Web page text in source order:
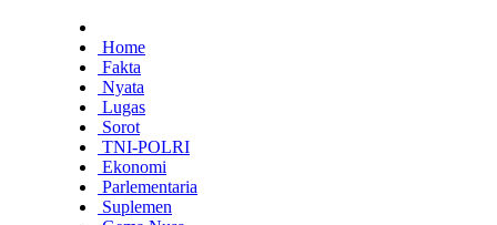
Home
Fakta
Nyata
Lugas
Sorot
TNI-POLRI
Ekonomi
Parlementaria
Suplemen